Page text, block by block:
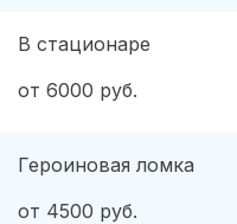
В стационаре
от 6000 руб.
Героиновая ломка
от 4500 руб.